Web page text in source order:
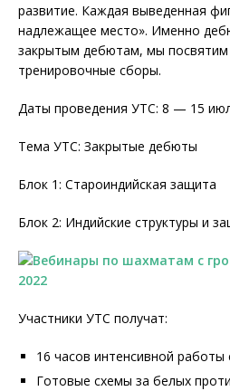
развитие. Каждая выведенная
надлежащее место». Именно
закрытым дебютам, мы
тренировочные сборы.
Даты проведения УТС: 8 — 15
Тема УТС: Закрытые дебюты
Блок 1: Староиндийская защита
Блок 2: Индийские структуры и
Участники УТС получат:
16 часов интенсивной работы
Готовые схемы за белых